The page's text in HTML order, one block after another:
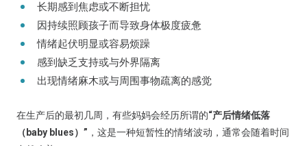
长期感到焦虑或不断担忧
因持续照顾孩子而导致身体极度疲惫
情绪起伏明显或容易烦躁
感到缺乏支持或与外界隔离
出现情绪麻木或与周围事物疏离的感觉
在生产后的最初几周，有些妈妈会经历所谓的“产后情绪低落
（baby blues）” ，这是一种短暂性的情绪波动，通常会随着时间